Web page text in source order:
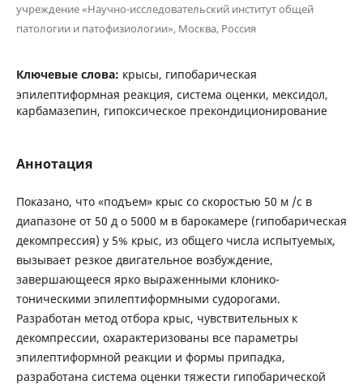
учреждение «Научно-исследовательский институт общей
патологии и патофизиологии», Москва, Россия
Ключевые слова: крысы, гипобарическая
эпилептиформная реакция, система оценки, мексидол,
карбамазепин, гипоксическое прекондиционирование
Аннотация
Показано, что «подъем» крыс со скоростью 50 м /с в
диапазоне от 50 д о 5000 м в барокамере (гипобарическая
декомпрессия) у 5% крыс, из общего числа испытуемых,
вызывает резкое двигательное возбуждение,
завершающееся ярко выраженными клонико-
тоническими эпилептиформными судорогами.
Разработан метод отбора крыс, чувствительных к
декомпрессии, охарактеризованы все параметры
эпилептиформной реакции и формы припадка,
разработана система оценки тяжести гипобарической